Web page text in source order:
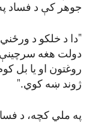
جوهر کې د فساد
"دا د خلکو د ورځني
دولت هغه
روغتون او یا بل
ژوند ښه کوي."
په ملي کچه، د